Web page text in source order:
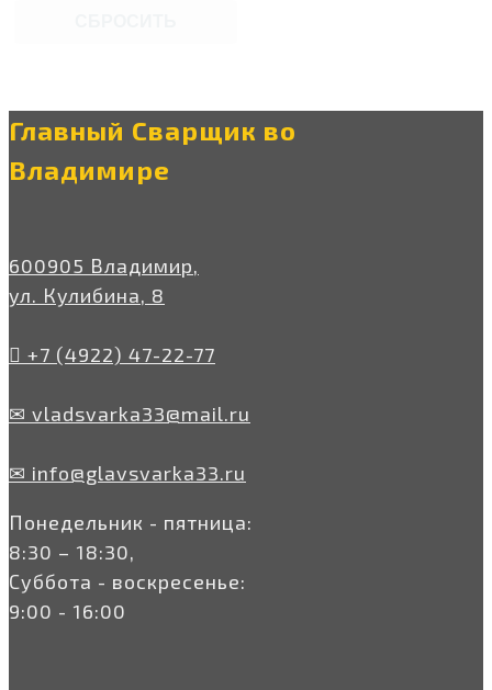
Главный Сварщик во
Владимире
600905 Владимир,
ул. Кулибина, 8
+7 (4922) 47-22-77
✉ vladsvarka33@mail.ru
✉ info@glavsvarka33.ru
Понедельник - пятница:
8:30 – 18:30,
Суббота - воскресенье:
9:00 - 16:00